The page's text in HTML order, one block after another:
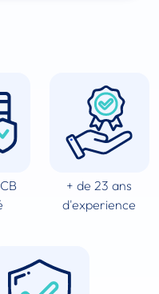
+ de 23 ans
d'experience